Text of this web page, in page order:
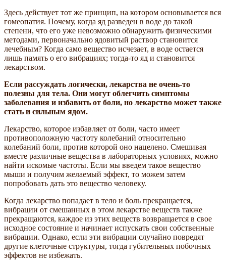
Здесь действует тот же принцип, на котором основывается вся
гомеопатия. Почему, когда яд разведен в воде до такой
степени, что его уже невозможно обнаружить физическими
методами, первоначально ядовитый раствор становится
лечебным? Когда само вещество исчезает, в воде остается
лишь память о его вибрациях; тогда-то яд и становится
лекарством.
Если рассуждать логически, лекарства не очень-то
полезны для тела. Они могут облегчить симптомы
заболевания и избавить от боли, но лекарство может также
стать и сильным ядом.
Лекарство, которое избавляет от боли, часто имеет
противоположную частоту колебаний относительно
колебаний боли, против которой оно нацелено. Смешивая
вместе различные вещества в лабораторных условиях, можно
найти искомые частоты. Если мы введем такое вещество
мыши и получим желаемый эффект, то можем затем
попробовать дать это вещество человеку.
Когда лекарство попадает в тело и боль прекращается,
вибрации от смешанных в этом лекарстве веществ также
прекращаются, каждое из этих веществ возвращается в свое
исходное состояние и начинает испускать свои собственные
вибрации. Однако, если эти вибрации случайно повредят
другие клеточные структуры, тогда губительных побочных
эффектов не избежать.